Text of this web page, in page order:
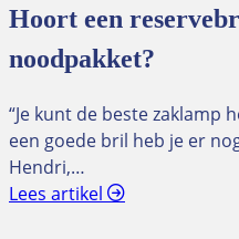
Hoort een
noodpakket?
“Je kunt de beste zaklamp
een goede bril heb je er
Hendri,…
Lees artikel